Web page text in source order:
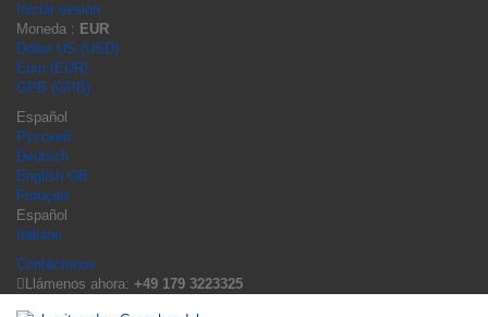
Iniciar sesión
Moneda : EUR
Dollar US (USD)
Euro (EUR)
GPB (GPB)
Español
Русский
Deutsch
English GB
Français
Español
Italiano
Contáctenos
Llámenos ahora: +49 179 3223325